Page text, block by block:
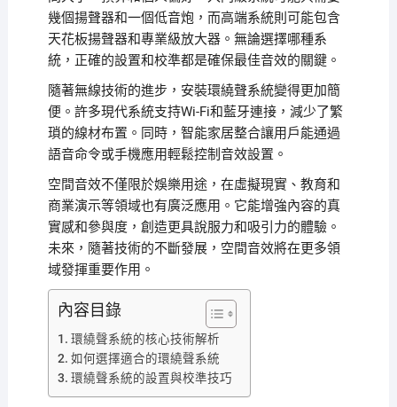
幾個揚聲器和一個低音炮，而高端系統則可能包含
天花板揚聲器和專業級放大器。無論選擇哪種系
統，正確的設置和校準都是確保最佳音效的關鍵。
隨著無線技術的進步，安裝環繞聲系統變得更加簡
便。許多現代系統支持Wi-Fi和藍牙連接，減少了繁
瑣的線材布置。同時，智能家居整合讓用戶能通過
語音命令或手機應用輕鬆控制音效設置。
空間音效不僅限於娛樂用途，在虛擬現實、教育和
商業演示等領域也有廣泛應用。它能增強內容的真
實感和參與度，創造更具說服力和吸引力的體驗。
未來，隨著技術的不斷發展，空間音效將在更多領
域發揮重要作用。
內容目錄
環繞聲系統的核心技術解析
如何選擇適合的環繞聲系統
環繞聲系統的設置與校準技巧